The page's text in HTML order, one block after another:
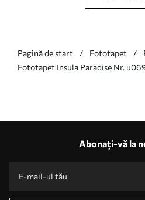
Pagină de start Fototapet
Fototapet Insula Paradise Nr.
Abonați-vă la